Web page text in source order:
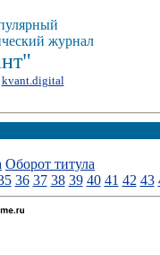
журнал
kvant.digital
Оборот титула
36 37 38 39 40 41 42 43